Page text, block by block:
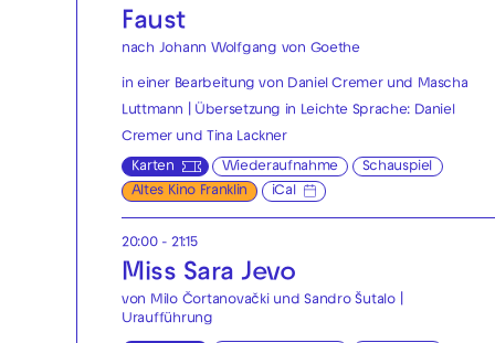
Faust
nach Johann Wolfgang von Goethe
in einer Bearbeitung von Daniel Cremer und Mascha
Luttmann | Übersetzung in Leichte Sprache: Daniel
Cremer und Tina Lackner
Karten Wiederaufnahme
Schauspiel
Altes Kino Franklin
iCal
20:00 - 21:15
Miss Sara Jevo
von Milo Čortanovački und Sandro Šutalo |
Uraufführung